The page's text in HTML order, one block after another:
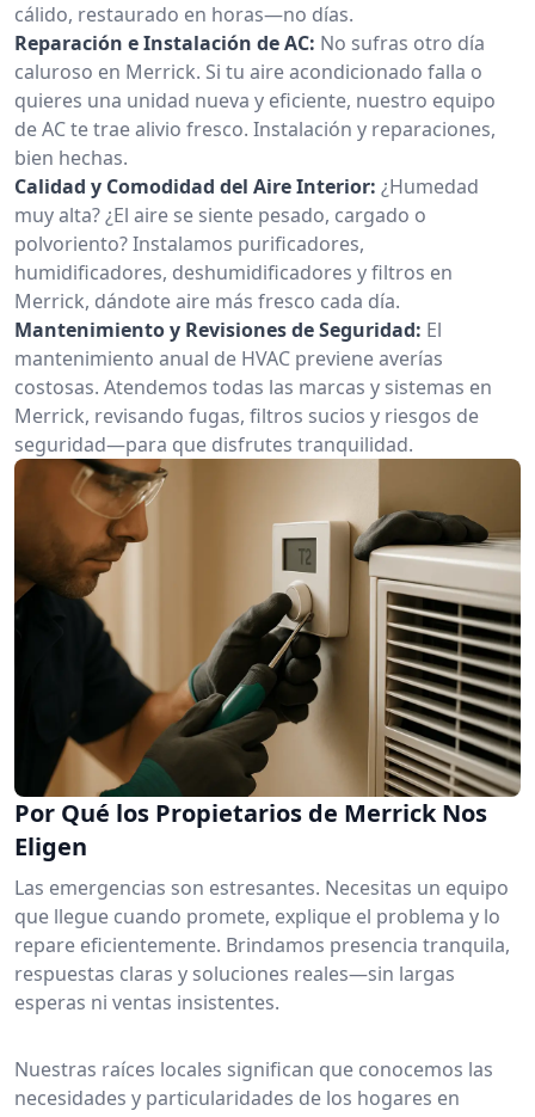
cálido, restaurado en horas—no días.
Reparación e Instalación de AC: No sufras otro día
caluroso en Merrick. Si tu aire acondicionado falla o
quieres una unidad nueva y eficiente, nuestro equipo
de AC te trae alivio fresco. Instalación y reparaciones,
bien hechas.
Calidad y Comodidad del Aire Interior: ¿Humedad
muy alta? ¿El aire se siente pesado, cargado o
polvoriento? Instalamos purificadores,
humidificadores, deshumidificadores y filtros en
Merrick, dándote aire más fresco cada día.
Mantenimiento y Revisiones de Seguridad: El
mantenimiento anual de HVAC previene averías
costosas. Atendemos todas las marcas y sistemas en
Merrick, revisando fugas, filtros sucios y riesgos de
seguridad—para que disfrutes tranquilidad.
Por Qué los Propietarios de Merrick Nos
Eligen
Las emergencias son estresantes. Necesitas un equipo
que llegue cuando promete, explique el problema y lo
repare eficientemente. Brindamos presencia tranquila,
respuestas claras y soluciones reales—sin largas
esperas ni ventas insistentes.
Nuestras raíces locales significan que conocemos las
necesidades y particularidades de los hogares en